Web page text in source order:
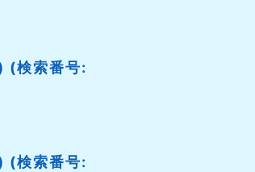
検索番号:
検索番号: